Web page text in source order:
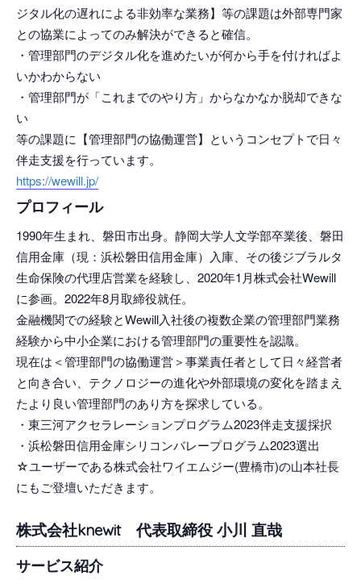
ジタル化の遅れによる非効率な業務】等の課題は外部専門家
との協業によってのみ解決ができると確信。
・管理部門のデジタル化を進めたいが何から手を付ければよ
いかわからない
・管理部門が「これまでのやり方」からなかなか脱却できな
い
等の課題に【管理部門の協働運営】というコンセプトで日々
伴走支援を行っています。
https://wewill.jp/
プロフィール
1990年生まれ、磐田市出身。静岡大学人文学部卒業後、磐田
信用金庫（現：浜松磐田信用金庫）入庫、その後ジブラルタ
生命保険の代理店営業を経験し、2020年1月株式会社Wewill
に参画。2022年8月取締役就任。
金融機関での経験とWewill入社後の複数企業の管理部門業務
経験から中小企業における管理部門の重要性を認識。
現在は＜管理部門の協働運営＞事業責任者として日々経営者
と向き合い、テクノロジーの進化や外部環境の変化を踏まえ
たより良い管理部門のあり方を探求している。
・東三河アクセラレーションプログラム2023伴走支援採択
・浜松磐田信用金庫シリコンバレープログラム2023選出
☆ユーザーである株式会社ワイエムジー(豊橋市)の山本社長
にもご登壇いただきます。
株式会社knewit 代表取締役 小川 直哉
サービス紹介